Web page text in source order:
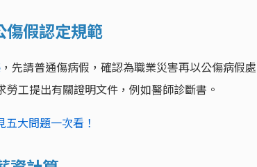
傷假認定規範
，先請普通傷病假，確認為職業災害再以公傷病假處
勞工提出有關證明文件，例如醫師診斷書。
大問題一次看！